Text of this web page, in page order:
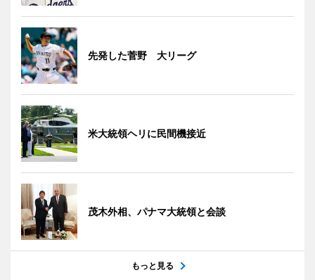
先発した菅野 大リーグ
米大統領ヘリに民間機接近
茂木外相、パナマ大統領と会談
もっと見る